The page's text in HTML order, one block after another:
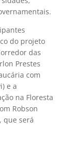
do projeto
das
Prestes
com
e a
na Floresta
Robson
que será